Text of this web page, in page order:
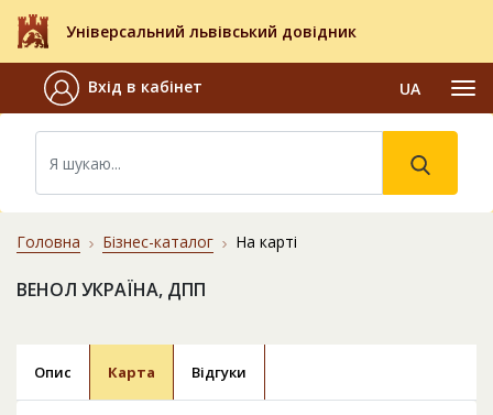
Універсальний львівський довідник
Вхід в кабінет UA
Головна Бізнес-каталог На карті
ВЕНОЛ УКРАЇНА, ДПП
Опис Карта Відгуки